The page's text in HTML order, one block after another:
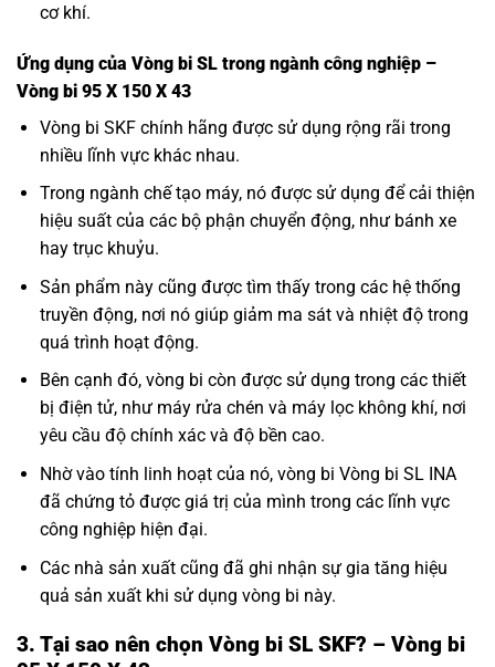
cơ khí.
Ứng dụng của Vòng bi SL trong ngành công nghiệp –
Vòng bi 95 X 150 X 43
Vòng bi SKFchính hãng được sử dụng rộng rãi trong
nhiều lĩnh vực khác nhau.
Trong ngành chế tạo máy, nó được sử dụng để cải thiện
hiệu suất của các bộ phận chuyển động, như bánh xe
hay trục khuỷu.
Sản phẩm này cũng được tìm thấy trong các hệ thống
truyền động, nơi nó giúp giảm ma sát và nhiệt độ trong
quá trình hoạt động.
Bên cạnh đó, vòng bi còn được sử dụng trong các thiết
bị điện tử, như máy rửa chén và máy lọc không khí, nơi
yêu cầu độ chính xác và độ bền cao.
Nhờ vào tính linh hoạt của nó, vòng bi Vòng bi SL INA
đã chứng tỏ được giá trị của mình trong các lĩnh vực
công nghiệp hiện đại.
Các nhà sản xuất cũng đã ghi nhận sự gia tăng hiệu
quả sản xuất khi sử dụng vòng bi này.
3. Tại sao nên chọn Vòng bi SL SKF? – Vòng bi